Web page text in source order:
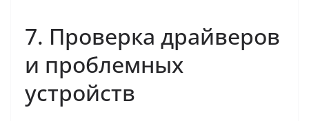
7. Проверка драйверов
и проблемных
устройств